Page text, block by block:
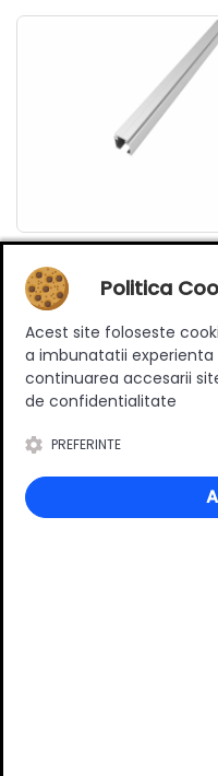
2 metri, Volo Poket 80
Adauga in cos
Specificatii
Politica
Acest site foloseste
a imbunatatii experienta
continuarea accesarii site-
de confidentialitate
PREFERINTE